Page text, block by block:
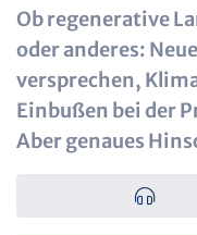
Ob regenerative
oder anderes:
versprechen,
Einbußen bei der
Aber genaues